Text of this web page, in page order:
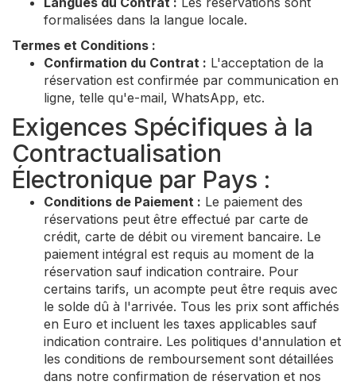
formalisées dans la langue locale.
Termes et Conditions :
Confirmation du Contrat : L'acceptation de la
réservation est confirmée par communication en
ligne, telle qu'e-mail, WhatsApp, etc.
Exigences Spécifiques à la
Contractualisation
Électronique par Pays :
Conditions de Paiement : Le paiement des
réservations peut être effectué par carte de
crédit, carte de débit ou virement bancaire. Le
paiement intégral est requis au moment de la
réservation sauf indication contraire. Pour
certains tarifs, un acompte peut être requis avec
le solde dû à l'arrivée. Tous les prix sont affichés
en Euro et incluent les taxes applicables sauf
indication contraire. Les politiques d'annulation et
les conditions de remboursement sont détaillées
dans notre confirmation de réservation et nos